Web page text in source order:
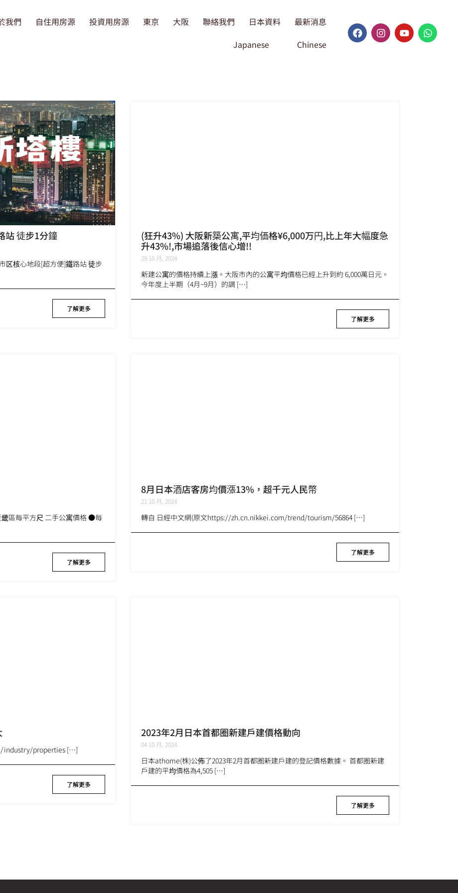
我們 自住用房源 投資用房源 東京 大阪 聯絡我們 日本資料
最新消息
Japanese
Chinese
站 徒步1分鐘
区核心地段[超方便]鐵路站 徒步
了解更多
(狂升43%) 大阪新築公寓,平均価格¥6,000万円,比上年大幅度急
升43%!,市場追落後信心增!!
29 10 月, 2024
新建公寓的價格持續上漲。大阪市內的公寓平均價格已經上升到約 6,000萬日元。
今年度上半期（4月~9月）的調 […]
了解更多
畿區每平方尺 二手公寓價格 ●每
了解更多
8月日本酒店客房均價漲13%，超千元人民幣
21 10 月, 2024
轉自 日經中文網(原文https://zh.cn.nikkei.com/trend/tourism/56864 […]
了解更多
industry/properties […]
了解更多
2023年2月日本首都圈新建戶建價格動向
04 10 月, 2024
日本athome(株)公佈了2023年2月首都圈新建戶建的登記價格數據。 首都圈新建
戶建的平均價格為4,505 […]
了解更多